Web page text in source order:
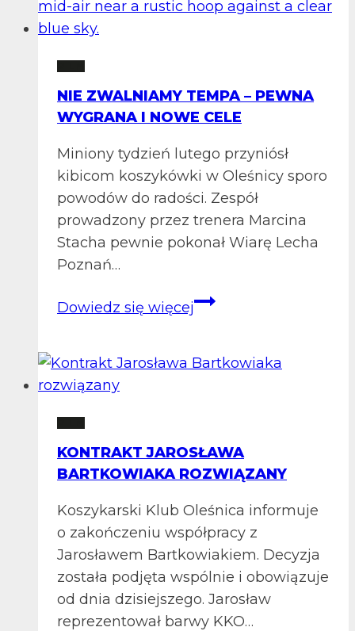
z
Smyk
Prudnik
101:80
NIE ZWALNIAMY TEMPA – PEWNA
WYGRANA I NOWE CELE
Miniony tydzień lutego przyniósł
kibicom koszykówki w Oleśnicy sporo
powodów do radości. Zespół
prowadzony przez trenera Marcina
Stacha pewnie pokonał Wiarę Lecha
Poznań…
Dowiedz się więcejNie
–
nowe
cele
KONTRAKT JAROSŁAWA
BARTKOWIAKA ROZWIĄZANY
Koszykarski Klub Oleśnica informuje
o zakończeniu współpracy z
Jarosławem Bartkowiakiem. Decyzja
została podjęta wspólnie i obowiązuje
od dnia dzisiejszego. Jarosław
reprezentował barwy KKO…